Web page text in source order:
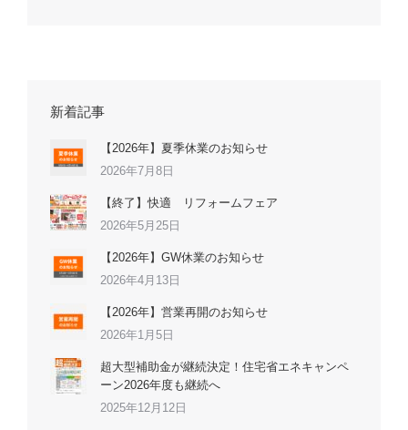
新着記事
【2026年】夏季休業のお知らせ
2026年7月8日
【終了】快適 リフォームフェア
2026年5月25日
【2026年】GW休業のお知らせ
2026年4月13日
【2026年】営業再開のお知らせ
2026年1月5日
超大型補助金が継続決定！住宅省エネキャンペ
ーン2026年度も継続へ
2025年12月12日